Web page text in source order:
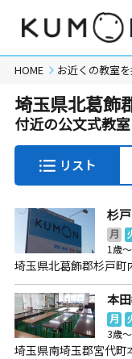
HOME お近くの教室
埼玉県北葛飾
付近の公文式教室
リスト
杉
月
1歳
埼玉県北葛飾郡杉戸町
本
月
3歳
埼玉県南埼玉郡宮代